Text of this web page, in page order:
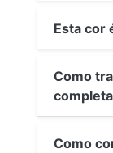
Esta cor
Como
Como